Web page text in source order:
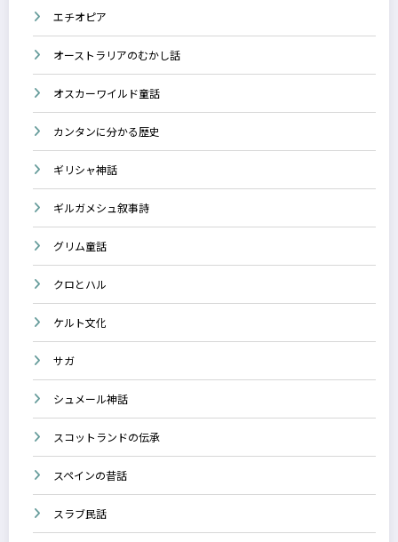
エチオピア
オーストラリアのむかし話
オスカーワイルド童話
カンタンに分かる歴史
ギリシャ神話
ギルガメシュ叙事詩
グリム童話
クロとハル
ケルト文化
サガ
シュメール神話
スコットランドの伝承
スペインの昔話
スラブ民話